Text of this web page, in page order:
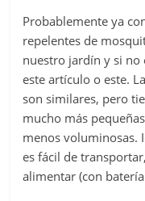
Probablemente ya
repelentes de
nuestro jardín y si no
este artículo o este.
son similares, pero
mucho más
menos voluminosas.
es fácil de
alimentar (con